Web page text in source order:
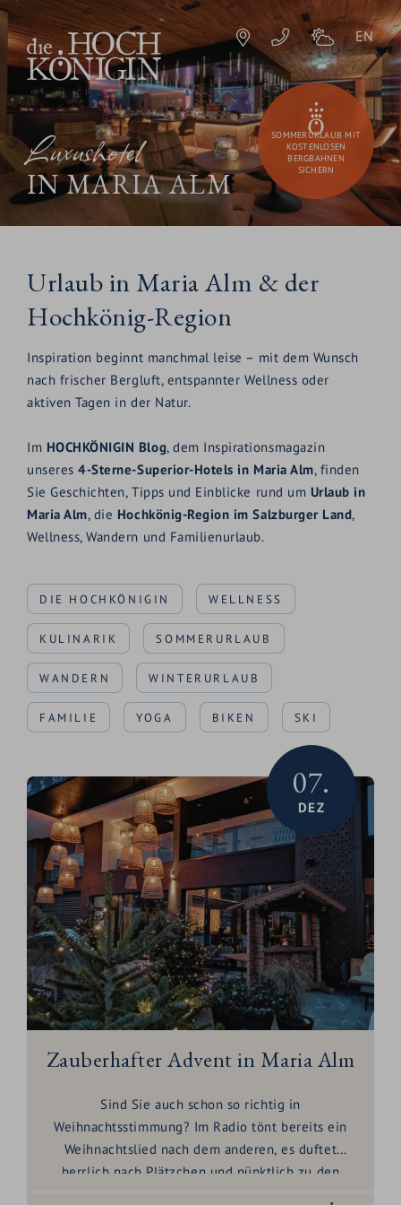
Luxushotel
IN MARIA ALM
EN
SOMMERURLAUB MIT
KOSTENLOSEN
BERGBAHNEN
SICHERN
Urlaub in Maria Alm & der
Hochkönig-Region
Inspiration beginnt manchmal leise – mit dem Wunsch
nach frischer Bergluft, entspannter Wellness oder
aktiven Tagen in der Natur.
Im HOCHKÖNIGIN Blog, dem Inspirationsmagazin
unseres4-Sterne-Superior-Hotels in Maria Alm, finden
Sie Geschichten, Tipps und Einblicke rund um Urlaub in
Maria Alm, die Hochkönig-Region im Salzburger Land,
Wellness, Wandern und Familienurlaub.
DIE HOCHKÖNIGIN WELLNESS
KULINARIK SOMMERURLAUB
WANDERN WINTERURLAUB
FAMILIE YOGA BIKEN SKI
07.
DEZ
Zauberhafter Advent in Maria Alm
Sind Sie auch schon so richtig in
Weihnachtsstimmung? Im Radio tönt bereits ein
Weihnachtslied nach dem anderen, es duftet
herrlich nach Plätzchen und pünktlich zu den